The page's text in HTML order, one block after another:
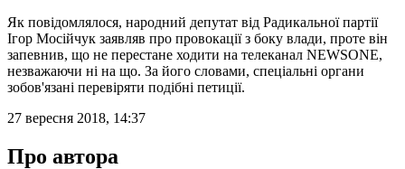
Як повідомлялося, народний депутат від Радикальної партії
Ігор Мосійчук заявляв про провокації з боку влади, проте він
запевнив, що не перестане ходити на телеканал NEWSONE,
незважаючи ні на що. За його словами, спеціальні органи
зобов'язані перевіряти подібні петиції.
27 вересня 2018, 14:37
Про автора